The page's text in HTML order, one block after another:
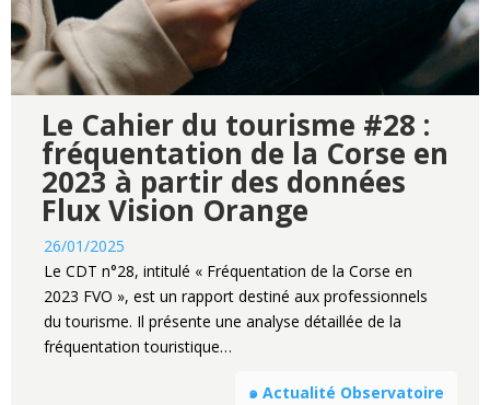
Le Cahier du tourisme #28 :
fréquentation de la Corse en
2023 à partir des données
Flux Vision Orange
26/01/2025
Le CDT n°28, intitulé « Fréquentation de la Corse en
2023 FVO », est un rapport destiné aux professionnels
du tourisme. Il présente une analyse détaillée de la
fréquentation touristique…
๑ Actualité Observatoire